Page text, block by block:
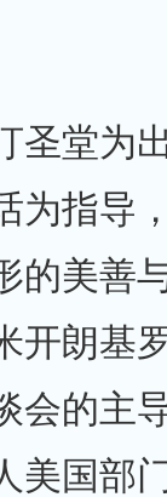
圣堂为
为指导
的美善
开朗基
会的主
美国部